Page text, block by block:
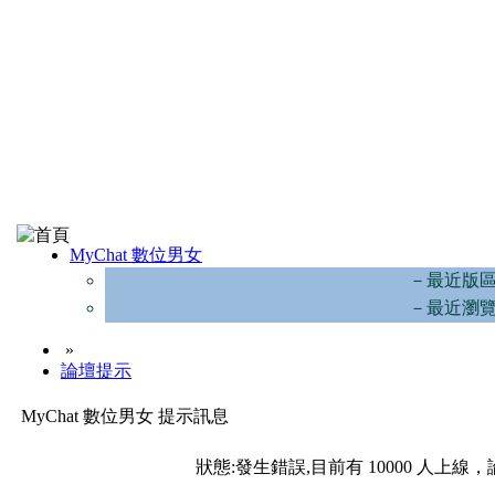
MyChat 數位男女
－最近版
－最近瀏
»
論壇提示
MyChat 數位男女 提示訊息
狀態:發生錯誤,目前有 10000 人上線